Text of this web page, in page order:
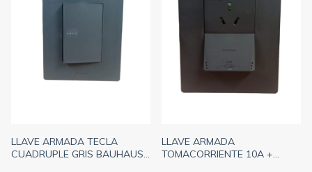
LLAVE ARMADA TECLA
CUADRUPLE GRIS BAUHAUS
LLAVE ARMADA
TOMACORRIENTE 10A +